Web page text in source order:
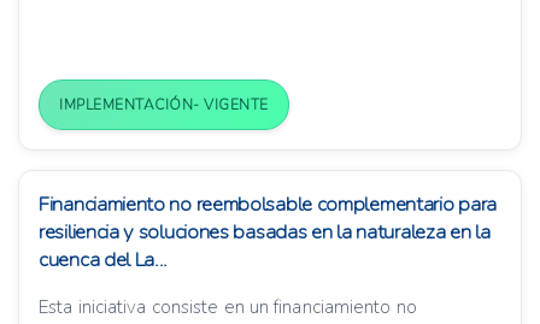
IMPLEMENTACIÓN- VIGENTE
Financiamiento no reembolsable complementario para
resiliencia y soluciones basadas en la naturaleza en la
cuenca del La...
Esta iniciativa consiste en un financiamiento no